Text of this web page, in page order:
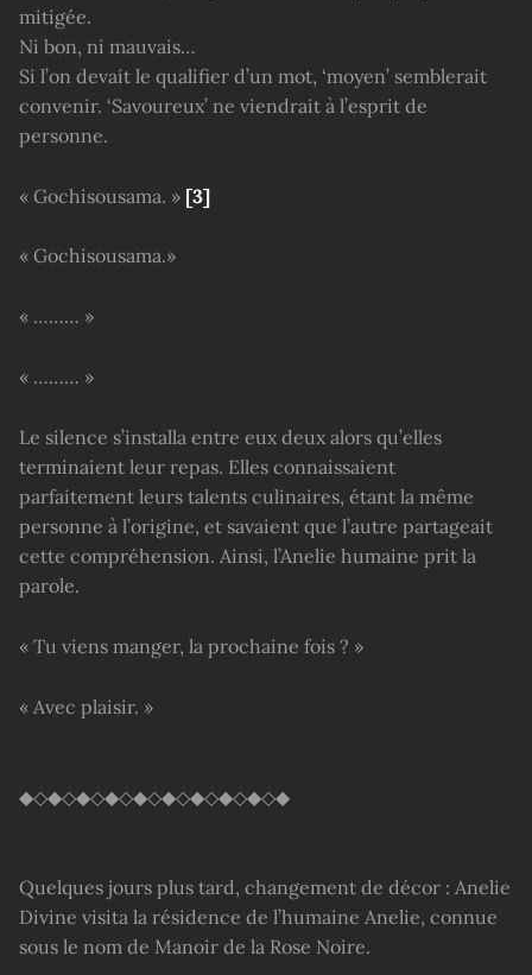
mitigée.
Ni bon, ni mauvais…
Si l’on devait le qualifier d’un mot, ‘moyen’ semblerait
convenir. ‘Savoureux’ ne viendrait à l’esprit de
personne.
« Gochisousama. » [3]
« Gochisousama.»
« ……… »
« ……… »
Le silence s’installa entre eux deux alors qu’elles
terminaient leur repas. Elles connaissaient
parfaitement leurs talents culinaires, étant la même
personne à l’origine, et savaient que l’autre partageait
cette compréhension. Ainsi, l’Anelie humaine prit la
parole.
« Tu viens manger, la prochaine fois ? »
« Avec plaisir. »
◆◇◆◇◆◇◆◇◆◇◆◇◆◇◆◇◆◇◆
Quelques jours plus tard, changement de décor : Anelie
Divine visita la résidence de l’humaine Anelie, connue
sous le nom de Manoir de la Rose Noire.